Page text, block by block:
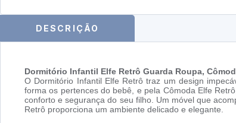
DESCRIÇÃO
Dormitório Infantil Elfe Retrô Guarda Roupa,
O Dormitório Infantil Elfe Retrô traz um design
forma os pertences do bebê, e pela Cômoda Elfe
conforto e segurança do seu filho. Um móvel que
Retrô proporciona um ambiente delicado e elegante.